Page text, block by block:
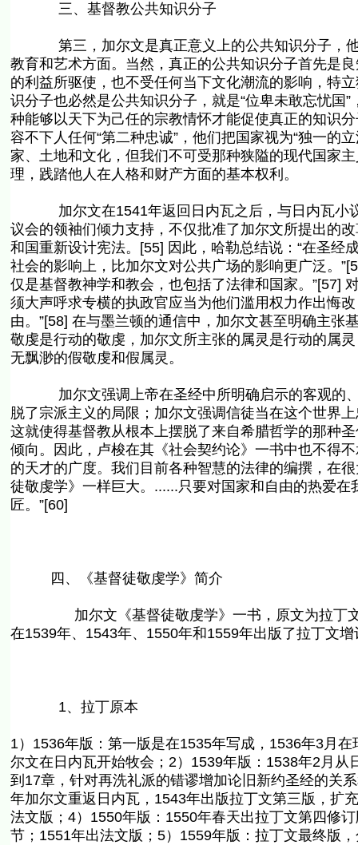
三、基督教公共知识分子
第三，加尔文是真正意义上的公共知识分子，他
教育和艺术方面。当然，真正的公共知识分子首先是
的利益所驱使，也不受任何当下文化潮流的影响，特
识分子也必然是公共知识分子，就是“位卑未敢忘忧国
种能够以天下为己任的宗教情怀才能促使真正的知识
容不下人任何“第二种忠诚”，他们把国家视为“独一的
家、土地和文化，但我们不可受那种狭隘的现代国家主
理，践踏他人在人格和财产方面的基本权利。
加尔文在1541年返回日内瓦之后，与日内瓦小议
议会的领袖们倾力支持，不仅批准了加尔文所提出的
和国重新设计宪法。[55] 因此，哈勒总结说：“在圣经
社会的影响上，比加尔文对公共广场的影响更广泛。
仅是基督教神学和教会，也包括了法律和国家。”[57]
须大声呼求专横的执政官应当为他们滥用权力作出悔
由。”[58] 在与墨兰顿的通信中，加尔文甚至明确主张
敬虔是行动的敬虔，加尔文所主张的属灵是行动的属
无飘渺的假敬虔和假属灵。
加尔文强调上帝在圣经中所明确启示的客观的、
脱了宗派主义的局限；加尔文强调信徒当在这个世界
这就使得基督教从根本上摆脱了来自希腊哲学的那种
倾向。因此，卢梭在其《社会契约论》一书中也不得
的天才的广度。我们目前各种智慧的法律的编撰，在
徒敬虔学》一样巨大。......只要对国家和自由的热爱
匠。”[60]
四、《基督徒敬虔学》简介
加尔文《基督徒敬虔学》一书，原文为拉丁文
在1539年、1543年、1550年和1559年出版了拉丁文增
1、拉丁原本
1）1536年版：第一版是在1535年写成，1536年3月
尔文在日内瓦开始牧会；2）1539年版：1538年2月
到17章，针对再洗礼派的错谬增加论旧新约圣经的关
年加尔文重返日内瓦，1543年出版拉丁文第三版，扩
法文版；4）1550年版：1550年春天出拉丁文第四修
节；1551年出法文版；5）1559年版：拉丁文最终版